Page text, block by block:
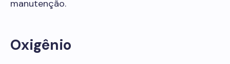
manutenção.
Oxigênio